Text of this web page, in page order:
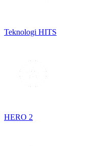
Teknologi HITS
HERO 2